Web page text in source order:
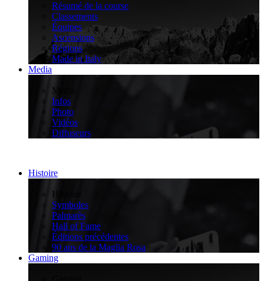
Résumé de la course
Classements
Équipes
Ascensions
Régions
Made in Italy
Media
Media
Infos
Photo
Vidéos
Diffuseurs
Histoire
Histoire
Symboles
Palmarès
Hall of Fame
Éditions précédentes
90 ans de la Maglia Rosa
Gaming